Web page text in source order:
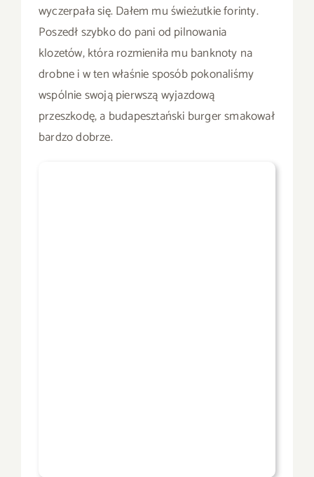
wyczerpała się. Dałem mu świeżutkie forinty.
Poszedł szybko do pani od pilnowania
klozetów, która rozmieniła mu banknoty na
drobne i w ten właśnie sposób pokonaliśmy
wspólnie swoją pierwszą wyjazdową
przeszkodę, a budapesztański burger smakował
bardzo dobrze.